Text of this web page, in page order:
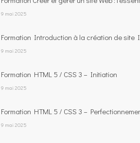
9 mai 2025
Formation Introduction à la création de site
9 mai 2025
Formation HTML 5 / CSS 3 – Initiation
9 mai 2025
Formation HTML 5 / CSS 3 –
9 mai 2025